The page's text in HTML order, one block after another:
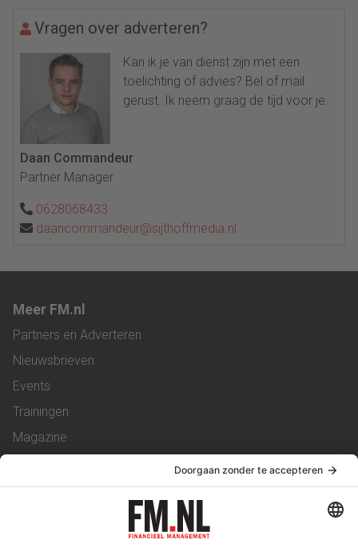
Vragen over adverteren?
Kan ik je van dienst zijn met een
toelichting of advies? Bel of mail
gerust. Ik neem graag de tijd voor je.
Daan Commandeur
Partner Manager
0628068433
daancommandeur@sijthoffmedia.nl
Meer FM.nl
Partners en Adverteren
Nieuwsbrieven
Events
Trainingen
Magazine
Service & Contact